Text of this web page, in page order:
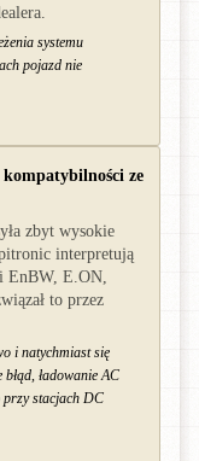
systemu
pojazd nie
ze
zbyt wysokie
interpretują
EnBW, E.ON,
to przez
i natychmiast się
ładowanie AC
przy stacjach DC